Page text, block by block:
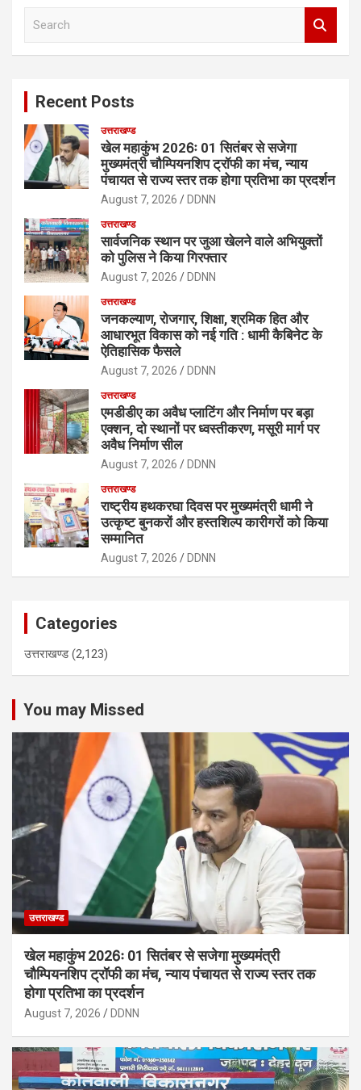
Recent Posts
उत्तराखण्ड
खेल महाकुंभ 2026ः 01 सितंबर से सजेगा
मुख्यमंत्री चौम्पियनशिप ट्रॉफी का मंच, न्याय
पंचायत से राज्य स्तर तक होगा प्रतिभा का प्रदर्शन
August 7, 2026 DDNN
उत्तराखण्ड
सार्वजनिक स्थान पर जुआ खेलने वाले अभियुक्तों
को पुलिस ने किया गिरफ्तार
August 7, 2026 DDNN
उत्तराखण्ड
जनकल्याण, रोजगार, शिक्षा, श्रमिक हित और
आधारभूत विकास को नई गति : धामी कैबिनेट के
ऐतिहासिक फैसले
August 7, 2026 DDNN
उत्तराखण्ड
एमडीडीए का अवैध प्लाटिंग और निर्माण पर बड़ा
एक्शन, दो स्थानों पर ध्वस्तीकरण, मसूरी मार्ग पर
अवैध निर्माण सील
August 7, 2026 DDNN
उत्तराखण्ड
राष्ट्रीय हथकरघा दिवस पर मुख्यमंत्री धामी ने
उत्कृष्ट बुनकरों और हस्तशिल्प कारीगरों को किया
सम्मानित
August 7, 2026 DDNN
Categories
उत्तराखण्ड(2,123)
You may Missed
उत्तराखण्ड
खेल महाकुंभ 2026ः 01 सितंबर से सजेगा मुख्यमंत्री
चौम्पियनशिप ट्रॉफी का मंच, न्याय पंचायत से राज्य स्तर तक
होगा प्रतिभा का प्रदर्शन
August 7, 2026 DDNN